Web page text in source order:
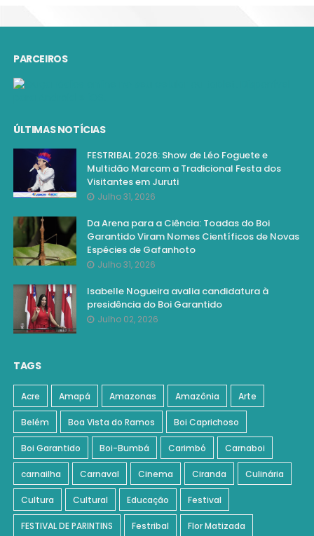
PARCEIROS
ÚLTIMAS NOTÍCIAS
FESTRIBAL 2026: Show de Léo Foguete e
Multidão Marcam a Tradicional Festa dos
Visitantes em Juruti
Julho 31, 2026
Da Arena para a Ciência: Toadas do Boi
Garantido Viram Nomes Científicos de Novas
Espécies de Gafanhoto
Julho 31, 2026
Isabelle Nogueira avalia candidatura à
presidência do Boi Garantido
Julho 02, 2026
TAGS
Acre Amapá Amazonas Amazônia Arte
Belém Boa Vista do Ramos Boi Caprichoso
Boi Garantido Boi-Bumbá Carimbó Carnaboi
carnailha Carnaval Cinema Ciranda Culinária
Cultura Cultural Educação Festival
FESTIVAL DE PARINTINS Festribal Flor Matizada